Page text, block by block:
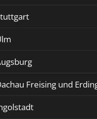
Freising und